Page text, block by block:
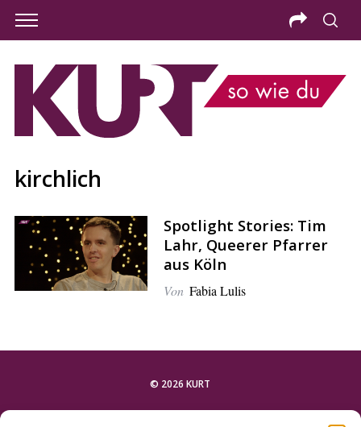
kirchlich
Spotlight Stories: Tim
Lahr, Queerer Pfarrer
aus Köln
Von Fabia Lulis
© 2026 KURT
a